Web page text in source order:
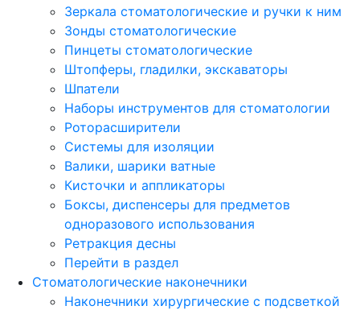
Зеркала стоматологические и ручки к ним
Зонды стоматологические
Пинцеты стоматологические
Штопферы, гладилки, экскаваторы
Шпатели
Наборы инструментов для стоматологии
Роторасширители
Системы для изоляции
Валики, шарики ватные
Кисточки и аппликаторы
Боксы, диспенсеры для предметов
одноразового использования
Ретракция десны
Перейти в раздел
Стоматологические наконечники
Наконечники хирургические с подсветкой